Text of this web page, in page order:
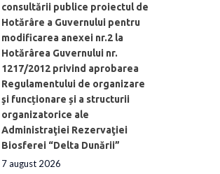
consultării publice proiectul de
Hotărâre a Guvernului pentru
modificarea anexei nr.2 la
Hotărârea Guvernului nr.
1217/2012 privind aprobarea
Regulamentului de organizare
şi funcționare și a structurii
organizatorice ale
Administraţiei Rezervaţiei
Biosferei “Delta Dunării”
7 august 2026